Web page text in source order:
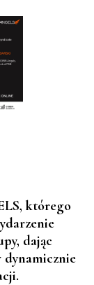
, którego
dając
dynamicznie